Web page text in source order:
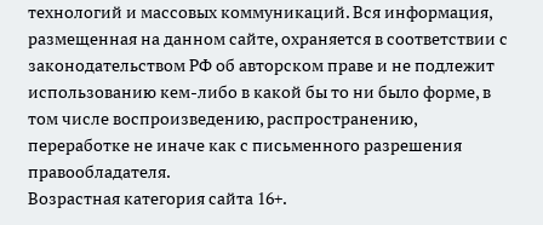
технологий и массовых коммуникаций. Вся информация,
размещенная на данном сайте, охраняется в соответствии с
законодательством РФ об авторском праве и не подлежит
использованию кем-либо в какой бы то ни было форме, в
том числе воспроизведению, распространению,
переработке не иначе как с письменного разрешения
правообладателя.
Возрастная категория сайта 16+.